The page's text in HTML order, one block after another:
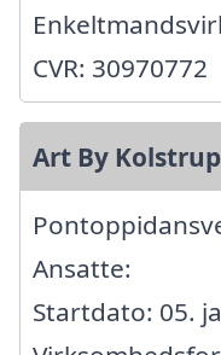
CVR: 30970772
Art By Kolstrup
Ansatte:
Startdato: 05.